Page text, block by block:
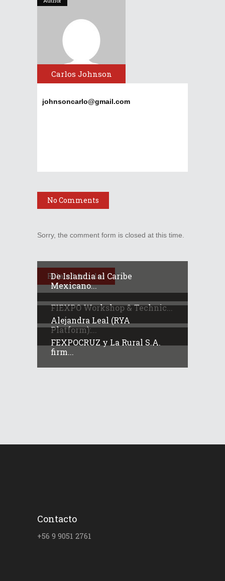
Carlos Johnson
johnsoncarlo@gmail.com
No Comments
Sorry, the comment form is closed at this time.
Related Articles
De Islandia al Caribe
Mexicano...
FIEXPO Workshop & Technic...
Alejandra Leal (RYA
Platform):...
FEXPOCRUZ y La Rural S.A.
firm...
Contacto
+56 9 9051 2761